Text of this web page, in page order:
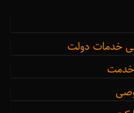
خدمات دولت
خدمت